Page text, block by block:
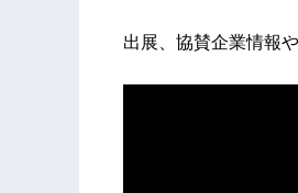
出展、協賛企業情報